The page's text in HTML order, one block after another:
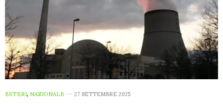
ESTERI, NAZIONALE 27 SETTEMBRE 2025